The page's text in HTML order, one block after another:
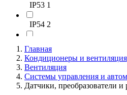
IP53 1
IP54 2
IP65/67 2
IP65/68 3
Главная
Кондиционеры и вентиляция
Вентиляция
Системы управления и
Датчики, преобразователи и